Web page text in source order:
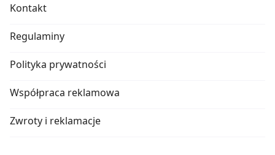
Kontakt
Regulaminy
Polityka prywatności
Współpraca reklamowa
Zwroty i reklamacje